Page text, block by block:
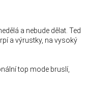
a nebude dělat. Ted
a výrustky, na vysoký
top mode bruslí,